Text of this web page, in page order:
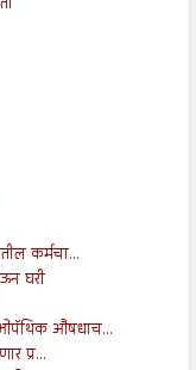
कर्मचा...
घरी
औषधाच...
प्र...